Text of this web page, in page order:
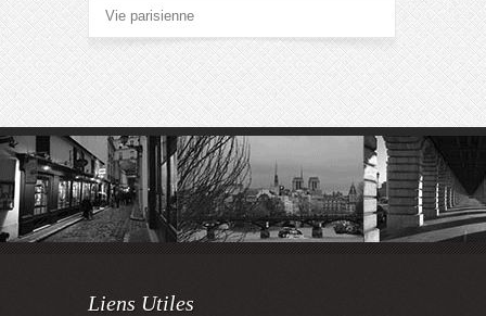
Vie parisienne
Liens Utiles